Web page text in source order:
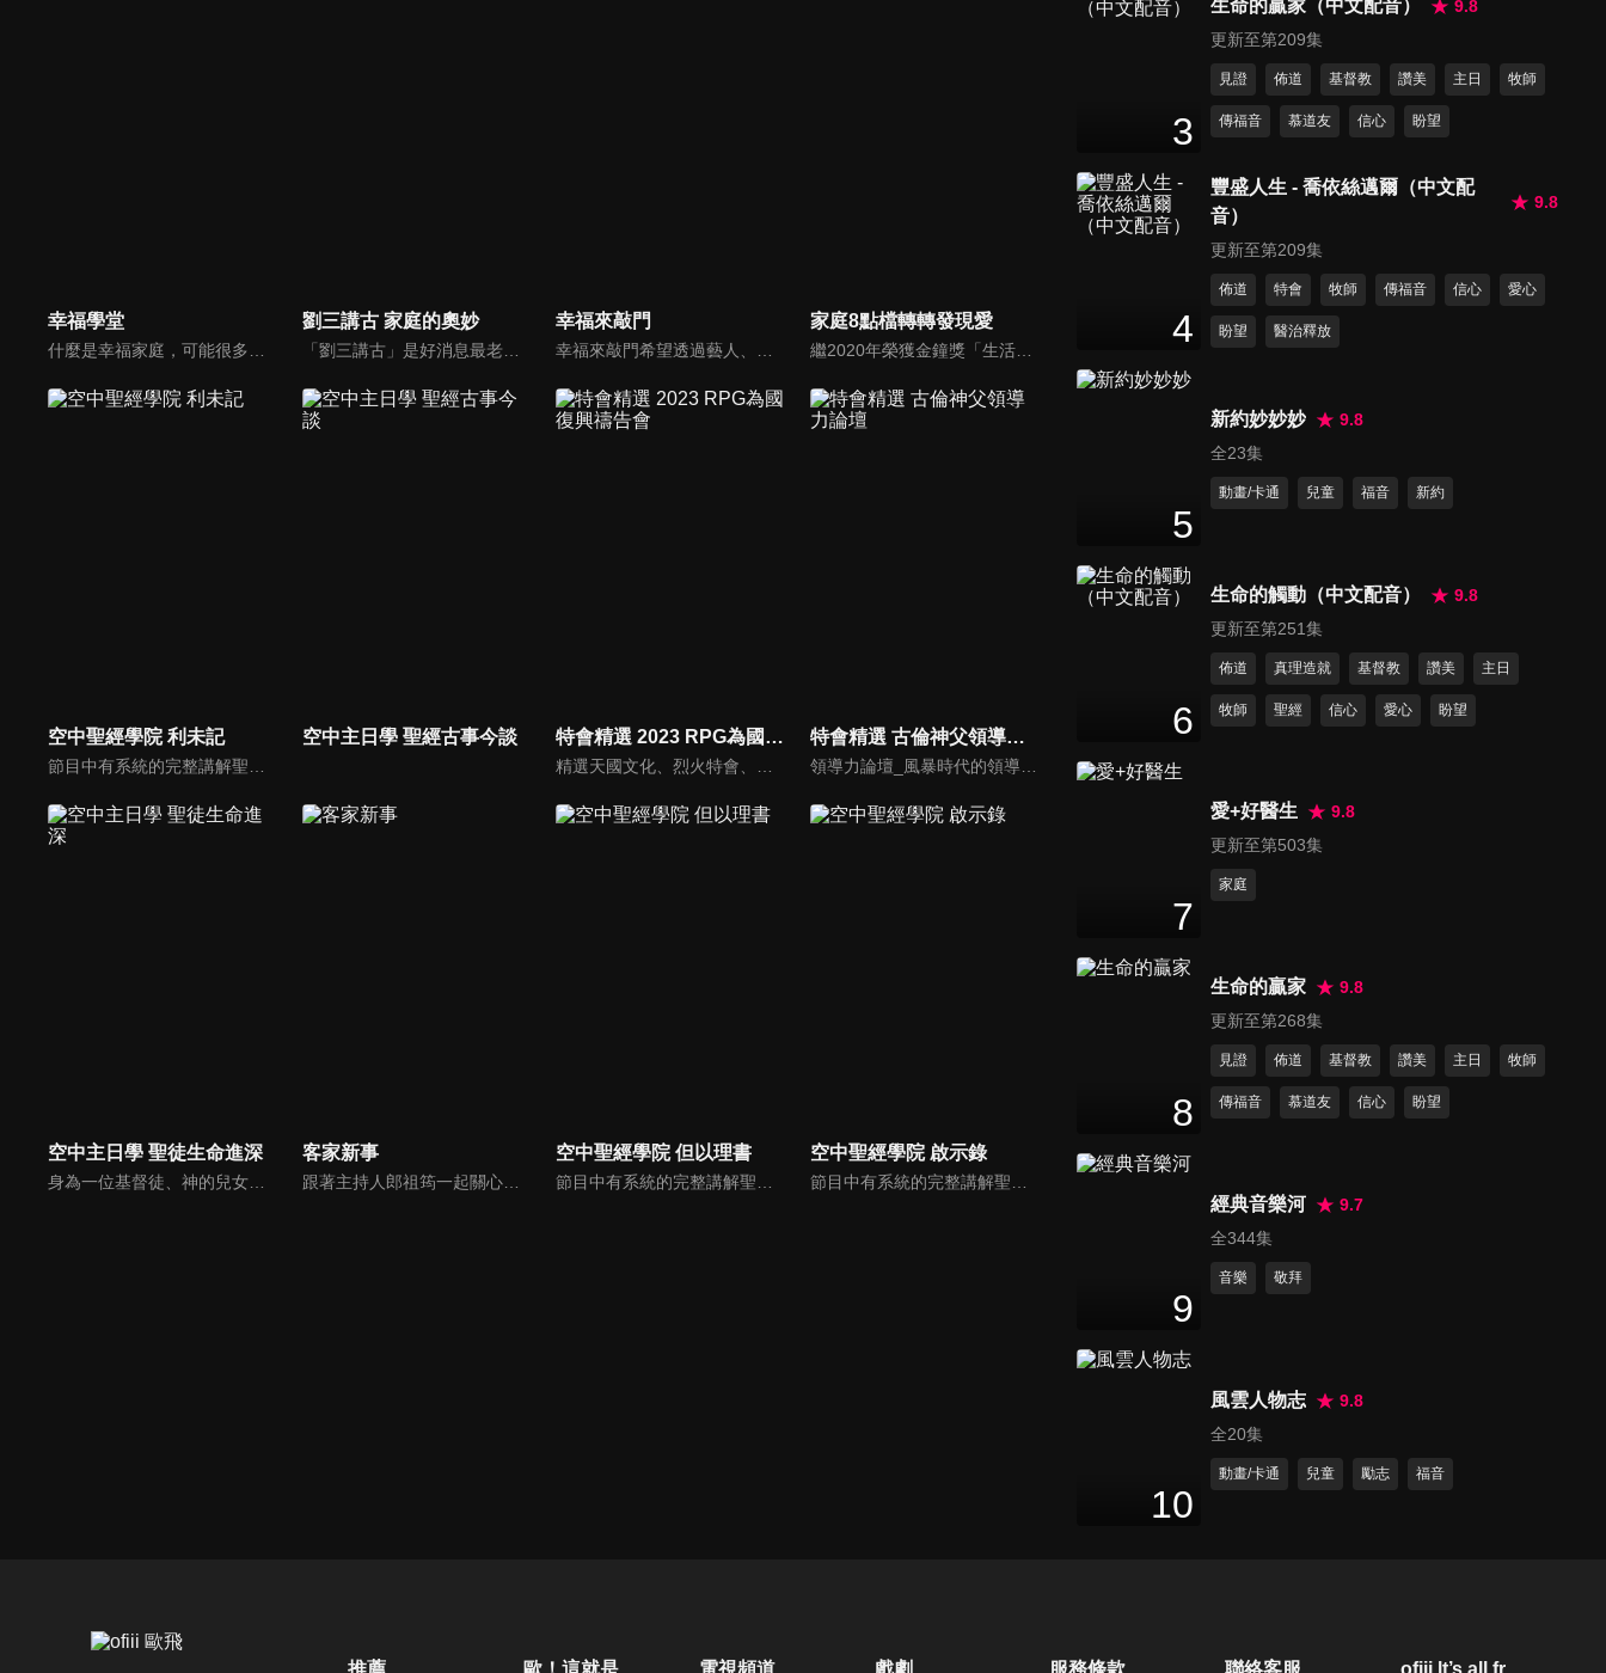
幸福學堂 劉三講古 家庭的奧妙
「劉三講古」是好消息最老牌的節目，除了加入戲劇元素「喳唸伯與長腳姨」外，並蒐集無數史料，找到美好而精彩的基督徒生命故事，好讓福音更輕鬆真實的呈現在觀眾眼前。
幸福來敲門 家庭8點檔轉轉發現愛
繼2020年榮獲金鐘獎「生活風格節目主持人獎」，2021年再度入圍，從真理出發的家庭談話性節目，針對現代婚姻家庭議題讓您輕鬆掌握關注方向。
空中聖經學院 利未記 空中主日學 聖經古事今談 特會精選 2023 RPG為國復興禱告會 特會精選 古倫神父領導力論壇
領導力論壇_風暴時代的領導與工作，由天主教Anselm Grun古倫神父主講，會中提到領導力的原則：首在勿評斷自己，先接納自我，先處理負面情緒，在工作上落實祈禱，在態度上能充分信任下屬，亦在改善個人性工作耗竭的四個面向上得以精進： 一、從負面得到的力量 二、處在別人期待中 三、維持表面功夫 四、忽略身心疲憊 五、外在的期望 在做好領導工作前要先認識自己，好的領導者會先接納自己，察覺內在的情緒，透過察覺內在轉化為正面力量。
空中主日學 聖徒生命進深
身為一位基督徒、神的兒女，不能只是在知識上認識這位父神，我們應該要全面認識祂，當我們越多認識祂的屬性，並且經歷祂的恩典，我們就對祂的信心就越加增，以至於在每天的生活中都能享受祂奇妙、豐盛的一切！
客家新事
跟著主持人郎祖筠一起關心客家事，體驗客家文化之美，透過見證分享一同經歷上帝的恩典。
空中聖經學院 但以理書
節目中有系統的完整講解聖經真理，邀請受過解經講道訓練的老師，按著正意分解真理的道，帶領弟兄姊妹更深的了解聖經的浩瀚與偉大。
空中聖經學院 啟示錄
節目中有系統的完整講解聖經真理，邀請受過解經講道訓練的老師，按著正意分解真理的道，帶領弟兄姊妹更深的了解聖經的浩瀚與偉大。
24分鐘
24分鐘
24
第13集 正確的幼兒成長曲線
24分鐘
24分鐘
第16集 如何分離不再焦慮
第17集 健健康康好鼻腔
24
第19集 提升專注力的好習慣
24分鐘
第22集 嬰兒與寵物相處秘訣
3
生命的贏家（中文配音）
9.8
更新至第209集
見證 佈道 基督教 讚美 主日 牧師
傳福音 慕道友 信心 盼望
4
豐盛人生 - 喬依絲邁爾（中文配
音）
9.8
更新至第209集
佈道 特會 牧師 傳福音 信心 愛心
盼望 醫治釋放
5
新約妙妙妙
9.8
全23集
動畫/卡通 兒童 福音 新約
6
生命的觸動（中文配音）
9.8
更新至第251集
佈道 真理造就 基督教 讚美 主日
牧師 聖經 信心 愛心 盼望
7
愛+好醫生
9.8
更新至第503集
家庭
8
生命的贏家
9.8
更新至第268集
見證 佈道 基督教 讚美 主日 牧師
傳福音 慕道友 信心 盼望
9
經典音樂河
9.7
全344集
音樂 敬拜
10
風雲人物志
9.8
全20集
動畫/卡通 兒童 勵志 福音
推薦 歐！這就是人生啊 電視頻道 戲劇 服務條款 聯絡客服